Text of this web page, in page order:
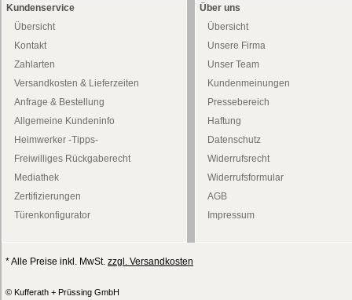
Kundenservice
Übersicht
Kontakt
Zahlarten
Versandkosten & Lieferzeiten
Anfrage & Bestellung
Allgemeine Kundeninfo
Heimwerker -Tipps-
Freiwilliges Rückgaberecht
Mediathek
Zertifizierungen
Türenkonfigurator
Über uns
Übersicht
Unsere Firma
Unser Team
Kundenmeinungen
Pressebereich
Haftung
Datenschutz
Widerrufsrecht
Widerrufsformular
AGB
Impressum
* Alle Preise inkl. MwSt. zzgl. Versandkosten
© Kufferath + Prüssing GmbH